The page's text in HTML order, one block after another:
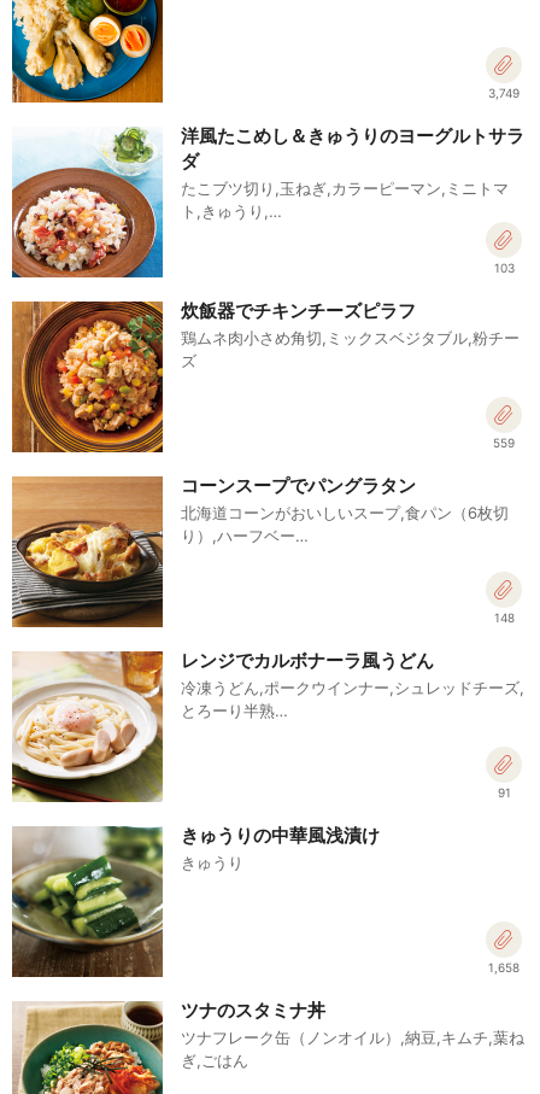
3,749
洋風たこめし＆きゅうりのヨーグルトサラ
ダ
たこブツ切り,玉ねぎ,カラーピーマン,ミニトマ
ト,きゅうり,…
103
炊飯器でチキンチーズピラフ
鶏ムネ肉小さめ角切,ミックスベジタブル,粉チー
ズ
559
コーンスープでパングラタン
北海道コーンがおいしいスープ,食パン（6枚切
り）,ハーフベー…
148
レンジでカルボナーラ風うどん
冷凍うどん,ポークウインナー,シュレッドチーズ,
とろーり半熟…
91
きゅうりの中華風浅漬け
きゅうり
1,658
ツナのスタミナ丼
ツナフレーク缶（ノンオイル）,納豆,キムチ,葉ね
ぎ,ごはん